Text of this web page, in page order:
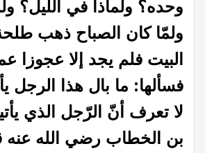
وحده؟ ولماذا في اللّيل؟
ولمّا كان الصباح ذهب
البيت فلم يجد إلا عجوزا
فسألها: ما بال هذا الرجل
لا تعرف أنّ الرّجل الذي
بن الخطاب رضي الله عنه